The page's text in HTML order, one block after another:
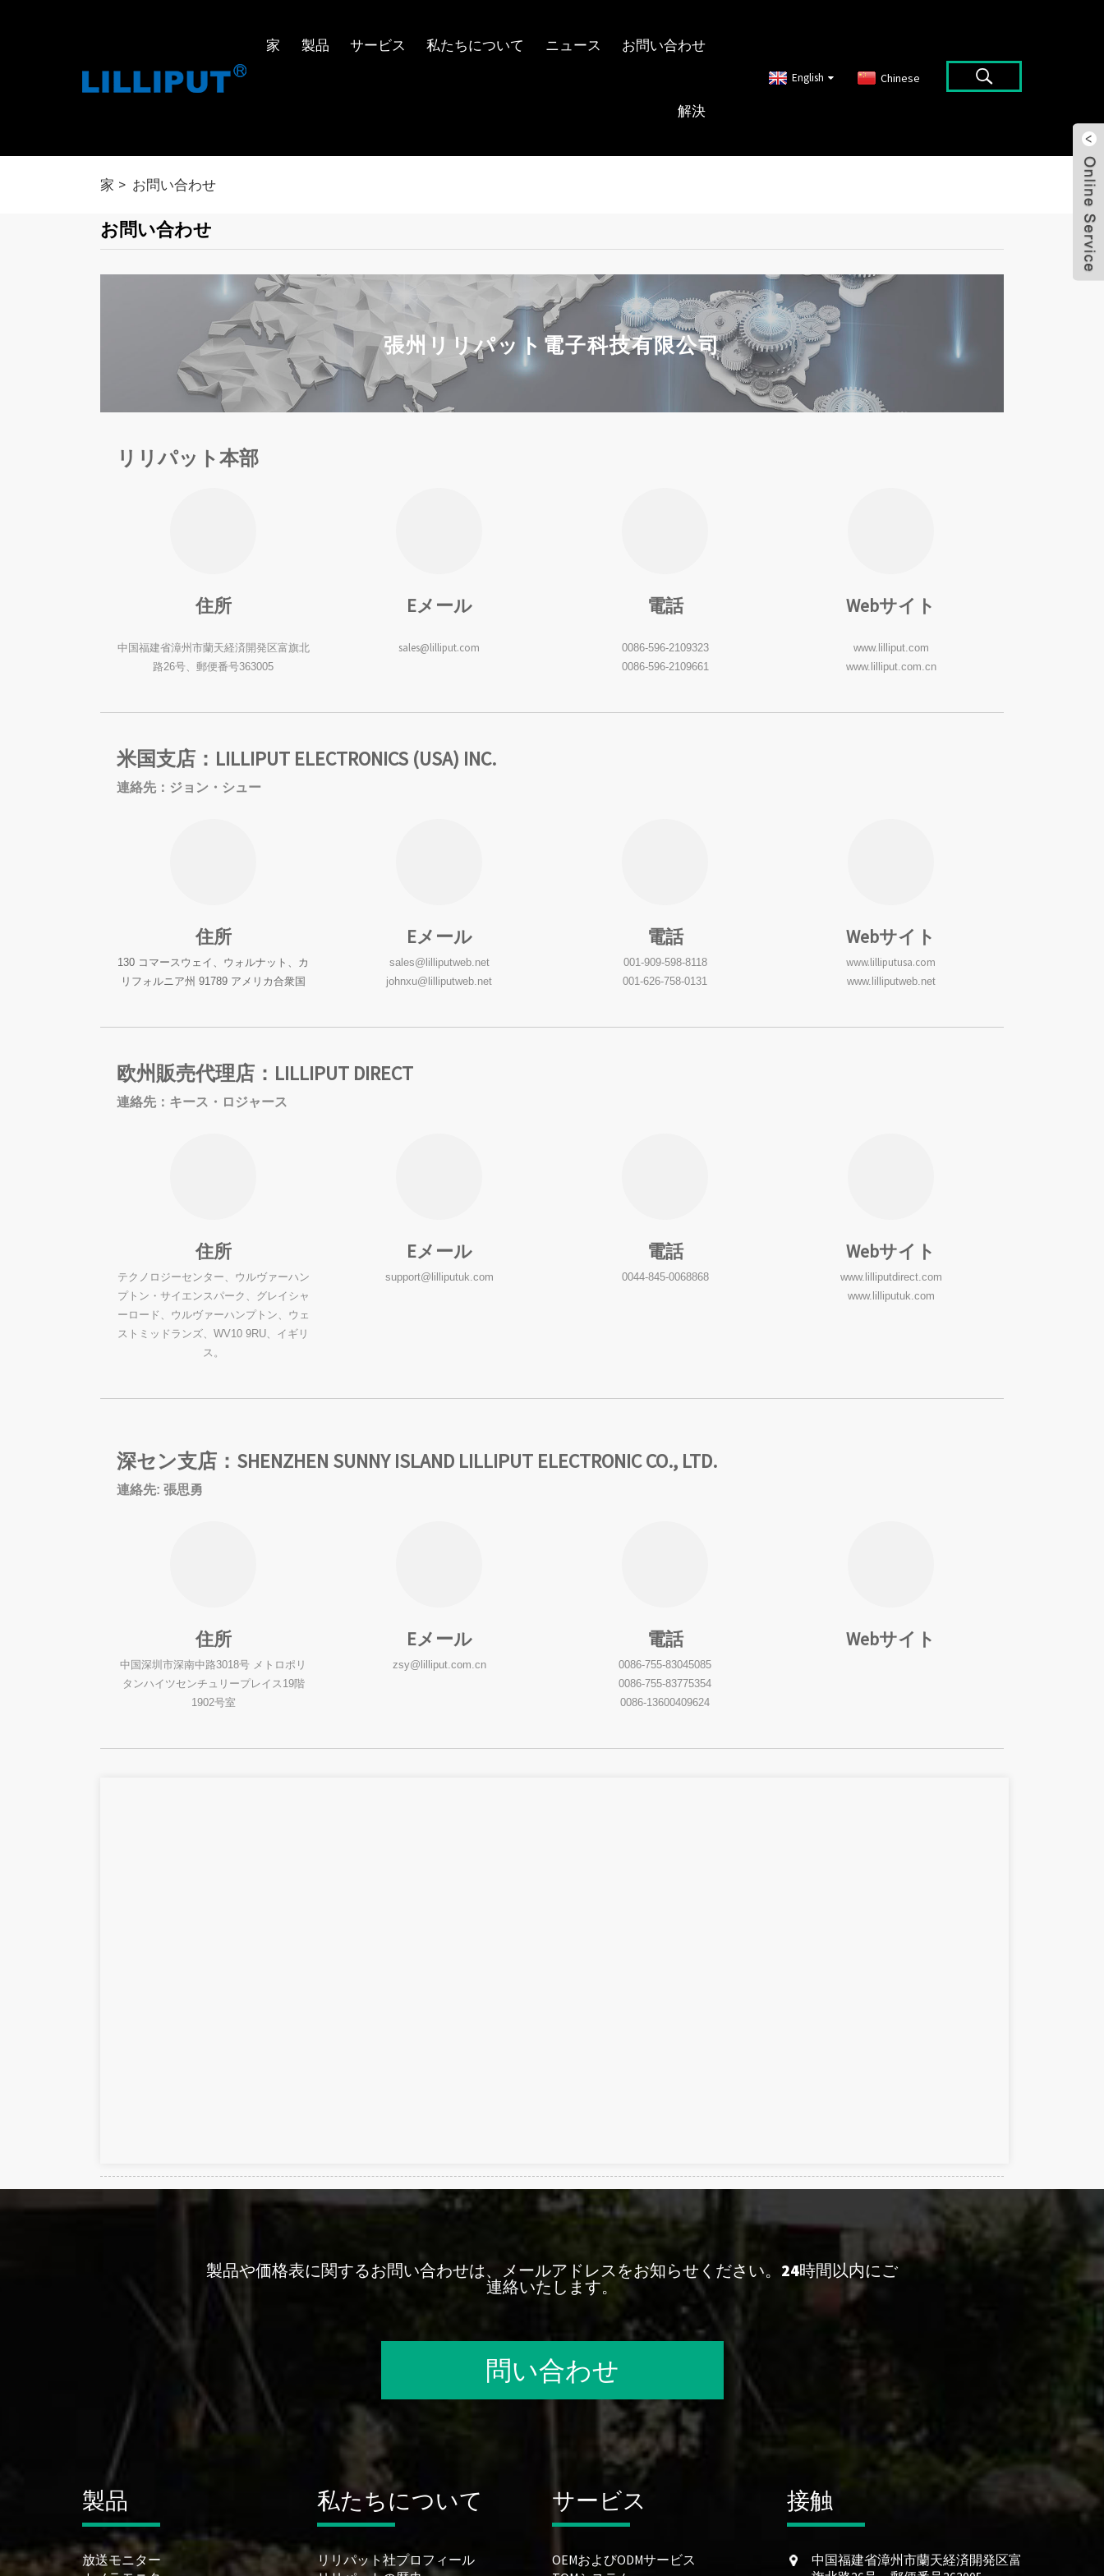
家 製品 サービス 私たちについて ニュース お問い合わせ
解決
English Chinese
家 お問い合わせ
お問い合わせ
張州リリパット電子科技有限公司
リリパット本部
住所
中国福建省漳州市蘭天経済開発区富旗北
路26号、郵便番号363005
Eメール
sales@lilliput.com
電話
0086-596-2109323
0086-596-2109661
Webサイト
www.lilliput.com
www.lilliput.com.cn
米国支店：LILLIPUT ELECTRONICS (USA) INC.
連絡先：ジョン・シュー
住所
130 コマースウェイ、ウォルナット、カ
リフォルニア州 91789 アメリカ合衆国
Eメール
sales@lilliputweb.net
johnxu@lilliputweb.net
電話
001-909-598-8118
001-626-758-0131
Webサイト
www.lilliputusa.com
www.lilliputweb.net
欧州販売代理店：LILLIPUT DIRECT
連絡先：キース・ロジャース
住所
テクノロジーセンター、ウルヴァーハン
プトン・サイエンスパーク、グレイシャ
ーロード、ウルヴァーハンプトン、ウェ
ストミッドランズ、WV10 9RU、イギリ
ス。
Eメール
support@lilliputuk.com
電話
0044-845-0068868
Webサイト
www.lilliputdirect.com
www.lilliputuk.com
深セン支店：SHENZHEN SUNNY ISLAND LILLIPUT ELECTRONIC CO., LTD.
連絡先: 張思勇
住所
中国深圳市深南中路3018号 メトロポリ
タンハイツセンチュリープレイス19階
1902号室
Eメール
zsy@lilliput.com.cn
電話
0086-755-83045085
0086-755-83775354
0086-13600409624
Webサイト
製品や価格表に関するお問い合わせは、メールアドレスをお知らせください。24時間以内にご
連絡いたします。
問い合わせ
製品
放送モニター
私たちについて
リリパット社プロフィール
サービス
OEMおよびODMサービス
接触
中国福建省漳州市蘭天経済開発区富